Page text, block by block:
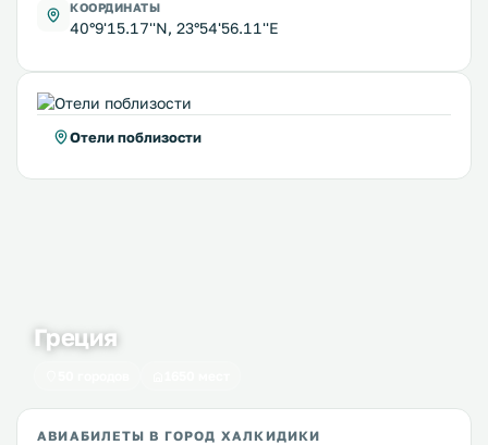
КООРДИНАТЫ
40°9'15.17''N, 23°54'56.11''E
Отели поблизости
Греция
АВИАБИЛЕТЫ В ГОРОД ХАЛКИДИКИ